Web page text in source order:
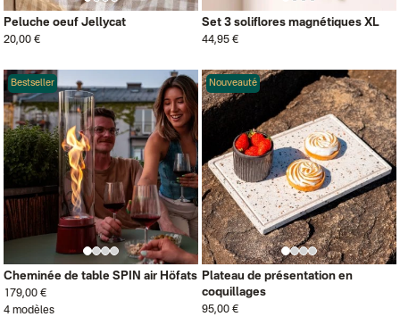
Peluche oeuf Jellycat
20,00 €
Set 3 soliflores magnétiques XL
44,95 €
Bestseller
Cheminée de table SPIN air Höfats
179,00 €
4 modèles
Nouveauté
Plateau de présentation en
coquillages
95,00 €